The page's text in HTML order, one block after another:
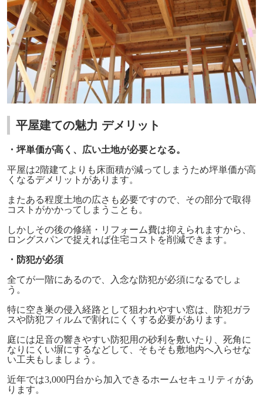
平屋建ての魅力 デメリット
・坪単価が高く、広い土地が必要となる。
平屋は2階建てよりも床面積が減ってしまうため坪単価が高
くなるデメリットがあります。
またある程度土地の広さも必要ですので、その部分で取得
コストがかかってしまうことも。
しかしその後の修繕・リフォーム費は抑えられますから、
ロングスパンで捉えれば住宅コストを削減できます。
・防犯が必須
全てが一階にあるので、入念な防犯が必須になるでしょ
う。
特に空き巣の侵入経路として狙われやすい窓は、防犯ガラ
スや防犯フィルムで割れにくくする必要があります。
庭には足音の響きやすい防犯用の砂利を敷いたり、死角に
なりにくい塀にするなどして、そもそも敷地内へ入らせな
い工夫もしましょう。
近年では3,000円台から加入できるホームセキュリティがあ
ります。